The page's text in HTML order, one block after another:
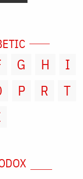
G H
I
P R
T